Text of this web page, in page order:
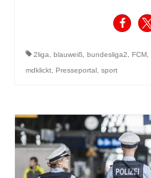
2liga, blauweiß, bundesliga2, FCM,
mdklickt, Presseportal , sport